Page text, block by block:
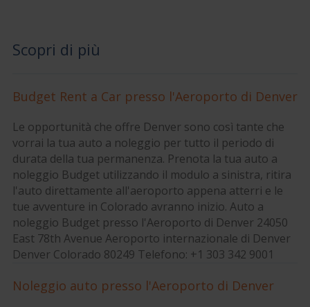
Scopri di più
Budget Rent a Car presso l'Aeroporto di Denver
Le opportunità che offre Denver sono così tante che
vorrai la tua auto a noleggio per tutto il periodo di
durata della tua permanenza. Prenota la tua auto a
noleggio Budget utilizzando il modulo a sinistra, ritira
l'auto direttamente all'aeroporto appena atterri e le
tue avventure in Colorado avranno inizio. Auto a
noleggio Budget presso l'Aeroporto di Denver 24050
East 78th Avenue Aeroporto internazionale di Denver
Denver Colorado 80249 Telefono: +1 303 342 9001
Noleggio auto presso l'Aeroporto di Denver